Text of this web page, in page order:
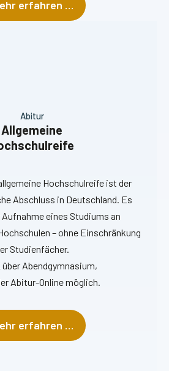
erfahren …
Abitur
Allgemeine
Hochschulreife ist der
Abschluss in Deutschland. Es
eines Studiums an
– ohne Einschränkung
Studienfächer.
über Abendgymnasium,
Abitur-Online möglich.
erfahren …